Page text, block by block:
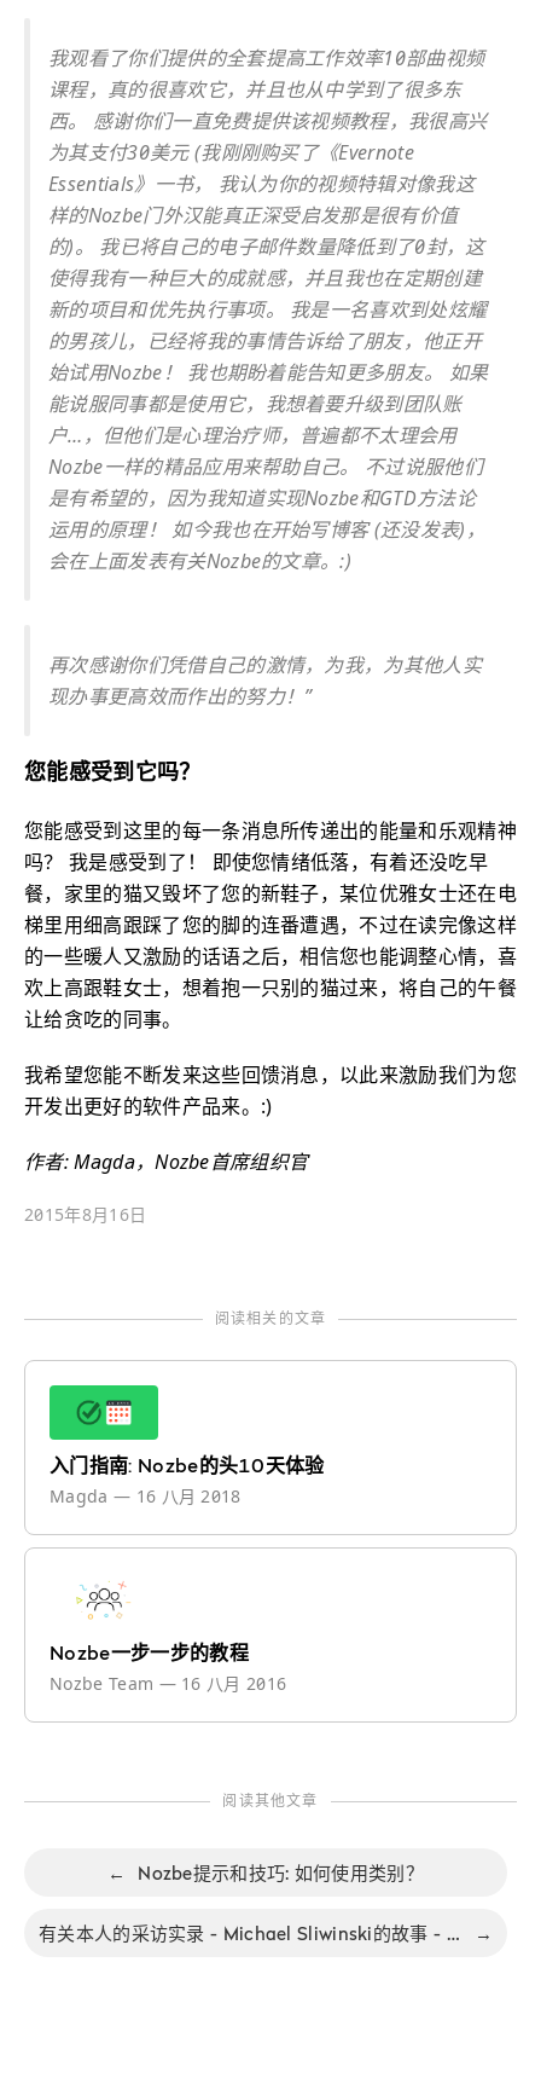
我观看了你们提供的全套提高工作效率10部曲视频
课程，真的很喜欢它，并且也从中学到了很多东
西。 感谢你们一直免费提供该视频教程，我很高兴
为其支付30美元 (我刚刚购买了《Evernote
Essentials》一书， 我认为你的视频特辑对像我这
样的Nozbe门外汉能真正深受启发那是很有价值
的)。 我已将自己的电子邮件数量降低到了0封，这
使得我有一种巨大的成就感，并且我也在定期创建
新的项目和优先执行事项。 我是一名喜欢到处炫耀
的男孩儿，已经将我的事情告诉给了朋友，他正开
始试用Nozbe！ 我也期盼着能告知更多朋友。 如果
能说服同事都是使用它，我想着要升级到团队账
户…，但他们是心理治疗师，普遍都不太理会用
Nozbe一样的精品应用来帮助自己。 不过说服他们
是有希望的，因为我知道实现Nozbe和GTD方法论
运用的原理！ 如今我也在开始写博客 (还没发表)，
会在上面发表有关Nozbe的文章。:)
再次感谢你们凭借自己的激情，为我，为其他人实
现办事更高效而作出的努力！”
您能感受到它吗？
您能感受到这里的每一条消息所传递出的能量和乐观精神
吗？ 我是感受到了！ 即使您情绪低落，有着还没吃早
餐，家里的猫又毁坏了您的新鞋子，某位优雅女士还在电
梯里用细高跟踩了您的脚的连番遭遇，不过在读完像这样
的一些暖人又激励的话语之后，相信您也能调整心情，喜
欢上高跟鞋女士，想着抱一只别的猫过来，将自己的午餐
让给贪吃的同事。
我希望您能不断发来这些回馈消息，以此来激励我们为您
开发出更好的软件产品来。:)
作者: Magda，Nozbe首席组织官
2015年8月16日
阅读相关的文章
入门指南: Nozbe的头10天体验
Magda — 16 八月 2018
Nozbe一步一步的教程
Nozbe Team — 16 八月 2016
阅读其他文章
← Nozbe提示和技巧: 如何使用类别？
有关本人的采访实录 - Michael Sliwinski的故事 - 激情所在！ →